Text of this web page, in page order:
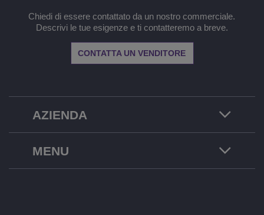
AZIENDA
Chiedi di essere contattato da un nostro commerciale.
Descrivi le tue esigenze e ti contatteremo a breve.
CONTATTA UN VENDITORE
MENU